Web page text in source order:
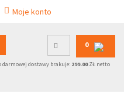
Moje konto
0
darmowej dostawy brakuje: 299.00ZŁ netto